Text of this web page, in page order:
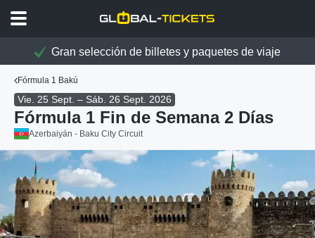
Gran selección de billetes y paquetes de viaje
Fórmula 1 Bakú
Vie. 25 Sept. – Sáb. 26 Sept. 2026
Fórmula 1 Fin de Semana 2 Días
Azerbaiyán - Baku City Circuit